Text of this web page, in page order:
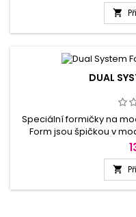
až o polovinu ve

DUAL
Speciální formičky na
Form jsou špičkou v
těchto formiček
jednoduše. Formičky
až o polovinu ve
